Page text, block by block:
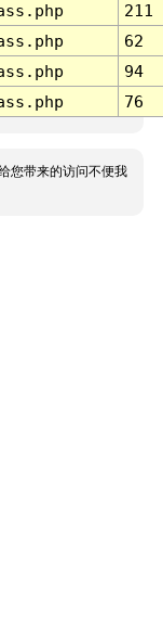
211
62
94
76
您带来的访问不便我